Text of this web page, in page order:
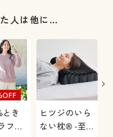
人は他に…
き
フル
ヒツジのいら
ない枕® -至